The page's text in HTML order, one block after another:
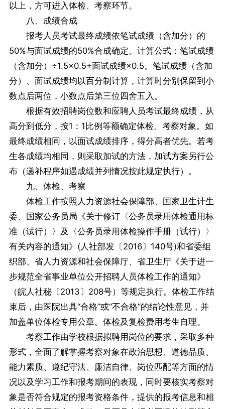
以上，方可进入体检、考察环节。
八、成绩合成
报考人员考试最终成绩依笔试成绩（含加分）的
50%与面试成绩的50%合成确定。计算公式：笔试成绩
（含加分）÷1.5×0.5+面试成绩×0.5。笔试成绩（含加
分）、面试成绩均以百分制计算，计算时分别保留到小
数点后两位，小数点后第三位四舍五入。
根据有效招聘岗位数和应聘人员考试最终成绩，从
高分到低分，按1：1比例等额确定体检、考察对象。如
最终成绩相同，以面试成绩排序，得分高者优先。若考
生各成绩均相同，则采取加试的方法，加试方案另行公
布（递补程序如遇成绩并列情况按此规定执行）。
九、体检、考察
体检工作按照人力资源社会保障部、国家卫生计生
委、国家公务员局《关于修订〈公务员录用体检通用标
准（试行）〉及〈公务员录用体检操作手册（试行）〉
有关内容的通知》(人社部发〔2016〕140号)和省委组
织部、省人力资源和社会保障厅、省卫生厅《关于进一
步规范全省事业单位公开招聘人员体检工作的通知》
（皖人社秘〔2013〕208号）等规定执行。体检工作结
束后，由医院出具“合格”或“不合格”的结论性意见，并
加盖单位体检专用公章。体检及复检费用考生自理。
考察工作由学校根据拟聘用岗位的要求，采取多种
形式，全面了解掌握考察对象在政治思想、道德品质、
能力素质、遵纪守法、廉洁自律、岗位匹配等方面的情
况以及学习工作和报考期间的表现，同时要核实考察对
象是否符合规定的报考资格条件，提供的报考信息和相